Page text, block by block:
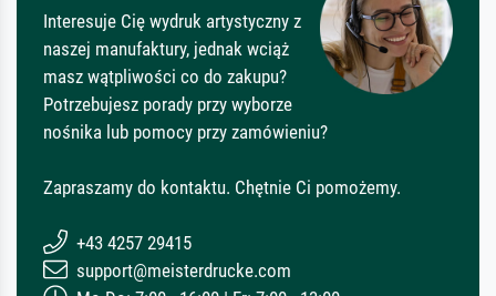
Interesuje Cię wydruk artystyczny z
naszej manufaktury, jednak wciąż
masz wątpliwości co do zakupu?
Potrzebujesz porady przy wyborze
nośnika lub pomocy przy zamówieniu?
Zapraszamy do kontaktu. Chętnie Ci pomożemy.
+43 4257 29415
support@meisterdrucke.com